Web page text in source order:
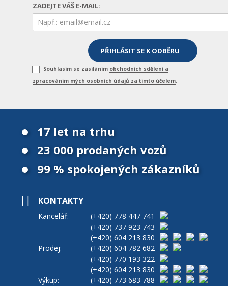
ZADEJTE VÁŠ E-MAIL:
Souhlasím se zasíláním obchodních sdělení a
zpracováním mých osobních údajů za tímto účelem.
17 let na trhu
23 000 prodaných vozů
99 % spokojených zákazníků
KONTAKTY
Kancelář: (+420) 778 447 741
(+420) 737 923 743
(+420) 604 213 830
Prodej:
(+420) 604 782 682
(+420) 770 193 322
(+420) 604 213 830
Výkup:
(+420) 773 683 788